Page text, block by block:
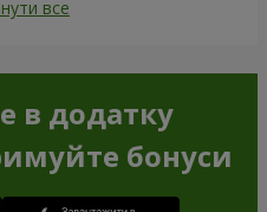
все
в додатку
бонуси